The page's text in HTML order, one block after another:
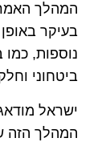
המהלך
בעיקר
נוספות, כמו
ביטחוני
ישראל
המהלך הזה